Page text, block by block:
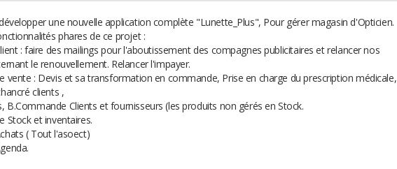
une nouvelle application complète "Lunette_Plus", Pour gérer magasin d'Opticien.
phares de ce projet :
: faire des mailings pour l'aboutissement des compagnes publicitaires et relancer nos
le renouvellement. Relancer l'impayer.
vente : Devis et sa transformation en commande, Prise en charge du prescription médicale,
clients ,
B.Commande Clients et fournisseurs (les produits non gérés en Stock.
Stock et inventaires.
( Tout l'asoect)